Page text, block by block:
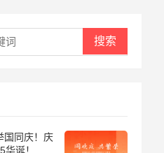
搜索
国同庆！庆
诞！